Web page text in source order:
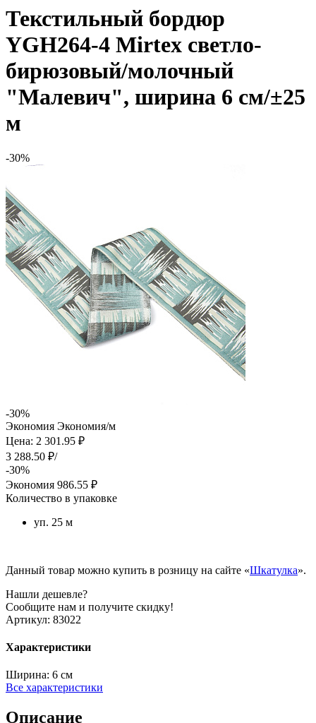
Текстильный бордюр
YGH264-4 Mirtex светло-
бирюзовый/молочный
"Малевич", ширина 6 см/±25
м
-30%
-30%
Экономия Экономия/м
Цена: 2 301.95 ₽
3 288.50 ₽/
-30%
Экономия 986.55 ₽
Количество в упаковке
уп. 25 м
Данный товар можно купить в розницу на сайте «Шкатулка».
Нашли дешевле?
Сообщите нам и получите скидку!
Артикул: 83022
Характеристики
Ширина: 6 см
Все характеристики
Описание